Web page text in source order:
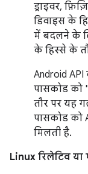
ड्राइवर,
डिवाइस के
में बदलने के
के हिस्से के
Android
पासकोड को
तौर पर यह
पासकोड को
मिलती है.
Linux रिलेटिव